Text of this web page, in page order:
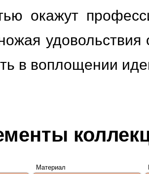
окажут
в воплощении
Материал